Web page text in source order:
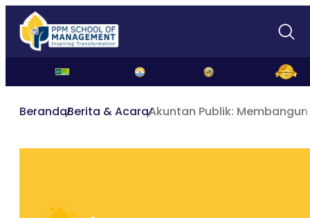
BerandaBerita & AcaraAkuntan Publik: